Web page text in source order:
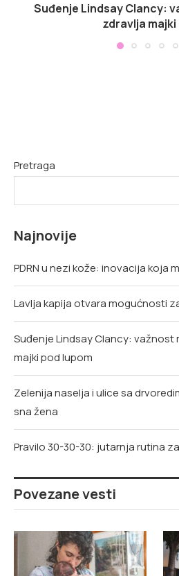
Suđenje Lindsay Clancy:
zdravlja majki
Pretraga
Najnovije
PDRN u nezi kože: inovacija koja
Lavlja kapija otvara mogućnosti
Suđenje Lindsay Clancy: važnost
majki pod lupom
Zelenija naselja i ulice sa
sna žena
Pravilo 30-30-30: jutarnja rutina
Povezane vesti